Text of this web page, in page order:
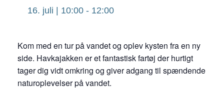
16. juli | 10:00 - 12:00
Kom med en tur på vandet og oplev kysten fra en ny
side. Havkajakken er et fantastisk fartøj der hurtigt
tager dig vidt omkring og giver adgang til spændende
naturoplevelser på vandet.